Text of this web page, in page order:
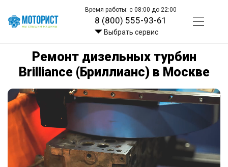
Время работы: с 08:00 до 22:00
8 (800) 555-93-61
Выбрать сервис
Ремонт дизельных турбин
Brilliance (Бриллианс) в Москве